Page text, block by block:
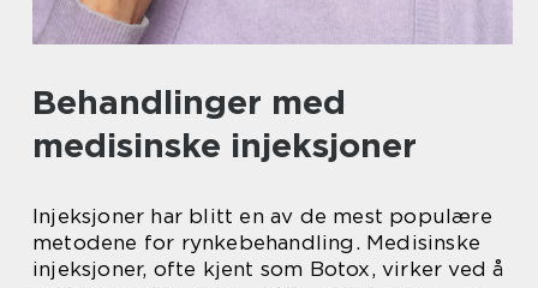
Behandlinger med
medisinske injeksjoner
Injeksjoner har blitt en av de mest populære
metodene for rynkebehandling. Medisinske
injeksjoner, ofte kjent som Botox, virker ved å